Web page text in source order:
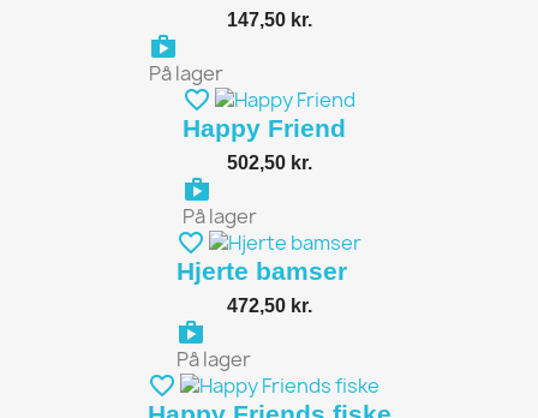
147,50 kr.
shopping_bag
På lager
favorite_border
Happy Friend
502,50 kr.
shopping_bag
På lager
favorite_border
Hjerte bamser
472,50 kr.
shopping_bag
På lager
favorite_border